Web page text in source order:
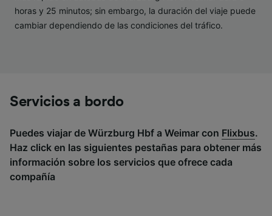
horas y 25 minutos; sin embargo, la duración del viaje puede
cambiar dependiendo de las condiciones del tráfico.
Servicios a bordo
Puedes viajar de Würzburg Hbf a Weimar con Flixbus.
Haz click en las siguientes pestañas para obtener más
información sobre los servicios que ofrece cada
compañía